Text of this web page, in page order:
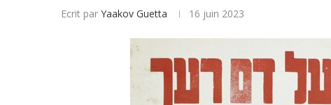
Ecrit par Yaakov Guetta 16 juin 2023